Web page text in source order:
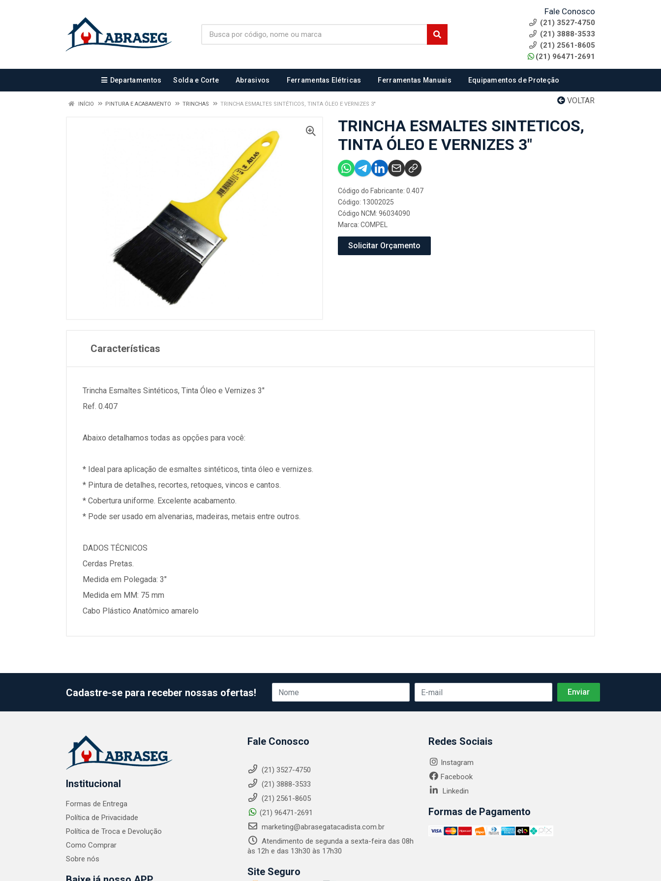
Fale Conosco
(21) 3527-4750
(21) 3888-3533
(21) 2561-8605
(21) 96471-2691
Departamentos Solda e Corte Abrasivos Ferramentas Elétricas Ferramentas Manuais Equipamentos de Proteção
VOLTAR
INÍCIO PINTURA E ACABAMENTO TRINCHAS TRINCHA ESMALTES SINTÉTICOS, TINTA ÓLEO E VERNIZES 3"
TRINCHA ESMALTES SINTETICOS,
TINTA ÓLEO E VERNIZES 3"
Código do Fabricante: 0.407
Código: 13002025
Código NCM: 96034090
Marca: COMPEL
Solicitar Orçamento
Características
Trincha Esmaltes Sintéticos, Tinta Óleo e Vernizes 3"
Ref. 0.407
Abaixo detalhamos todas as opções para você:
* Ideal para aplicação de esmaltes sintéticos, tinta óleo e vernizes.
* Pintura de detalhes, recortes, retoques, vincos e cantos.
* Cobertura uniforme. Excelente acabamento.
* Pode ser usado em alvenarias, madeiras, metais entre outros.
DADOS TÉCNICOS
Cerdas Pretas.
Medida em Polegada: 3"
Medida em MM: 75 mm
Cabo Plástico Anatômico amarelo
Cadastre-se para receber nossas ofertas!
Institucional
Formas de Entrega
Política de Privacidade
Política de Troca e Devolução
Como Comprar
Sobre nós
Fale Conosco
(21) 3527-4750
(21) 3888-3533
(21) 2561-8605
(21) 96471-2691
marketing@abrasegatacadista.com.br
Atendimento de segunda a sexta-feira das 08h
às 12h e das 13h30 às 17h30
Site Seguro
Redes Sociais
Instagram
Facebook
Linkedin
Formas de Pagamento